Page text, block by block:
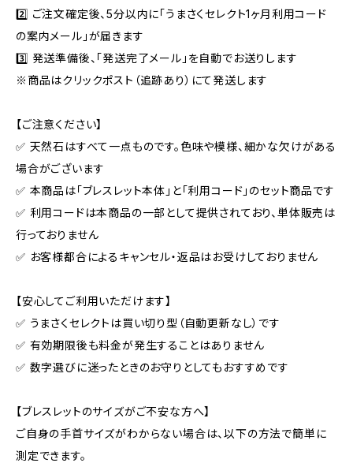
2️⃣ ご注文確定後、5分以内に「うまさくセレクト1ヶ月利用コード
の案内メール」が届きます
3️⃣ 発送準備後、「発送完了メール」を自動でお送りします
※商品はクリックポスト（追跡あり）にて発送します
【ご注意ください】
✅ 天然石はすべて一点ものです。色味や模様、細かな欠けがある
場合がございます
✅ 本商品は「ブレスレット本体」と「利用コード」のセット商品です
✅ 利用コードは本商品の一部として提供されており、単体販売は
行っておりません
✅ お客様都合によるキャンセル・返品はお受けしておりません
【安心してご利用いただけます】
✅ うまさくセレクトは買い切り型（自動更新なし）です
✅ 有効期限後も料金が発生することはありません
✅ 数字選びに迷ったときのお守りとしてもおすすめです
【ブレスレットのサイズがご不安な方へ】
ご自身の手首サイズがわからない場合は、以下の方法で簡単に
測定できます。